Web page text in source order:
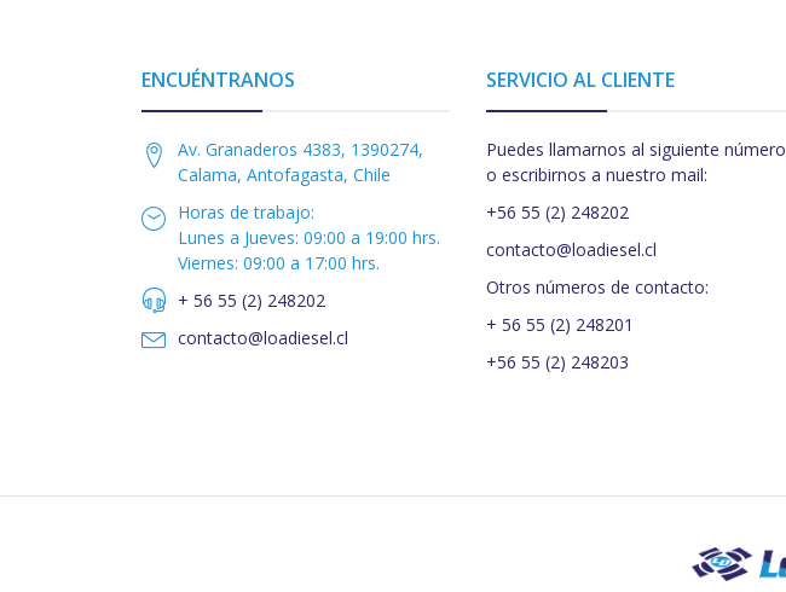
ENCUÉNTRANOS
Av. Granaderos 4383, 1390274,
Calama, Antofagasta, Chile
Horas de trabajo:
Lunes a Jueves: 09:00 a 19:00 hrs.
Viernes: 09:00 a 17:00 hrs.
+ 56 55 (2) 248202
contacto@loadiesel.cl
SERVICIO AL CLIENTE
Puedes llamarnos al siguiente número
o escribirnos a nuestro mail:
+56 55 (2) 248202
contacto@loadiesel.cl
Otros números de contacto:
+ 56 55 (2) 248201
+56 55 (2) 248203